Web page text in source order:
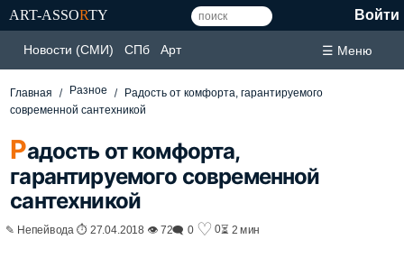
ART-ASSORTY Войти
Новости (СМИ) СПб Арт ☰ Меню
Главная Разное
Радость от комфорта, гарантируемого
современной сантехникой
Радость от комфорта,
гарантируемого современной
сантехникой
✎ Непейвода ⏱ 27.04.2018 👁 72🗨 0 ♡ 0⏳ 2 мин